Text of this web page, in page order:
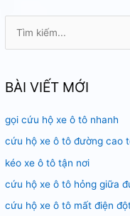
k
ế
m
:
BÀI VIẾT MỚI
gọi cứu hộ xe ô tô nhanh
cứu hộ xe ô tô đường cao
kéo xe ô tô tận nơi
cứu hộ xe ô tô hỏng giữa
cứu hộ xe ô tô mất điện